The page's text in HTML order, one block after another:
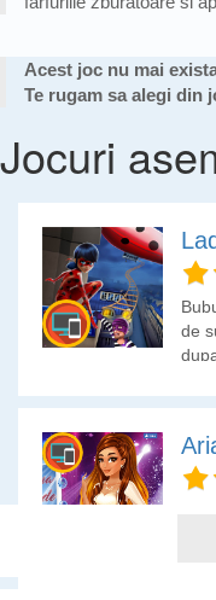
Acest joc nu mai
Te rugam sa alegi din
Jocuri
de